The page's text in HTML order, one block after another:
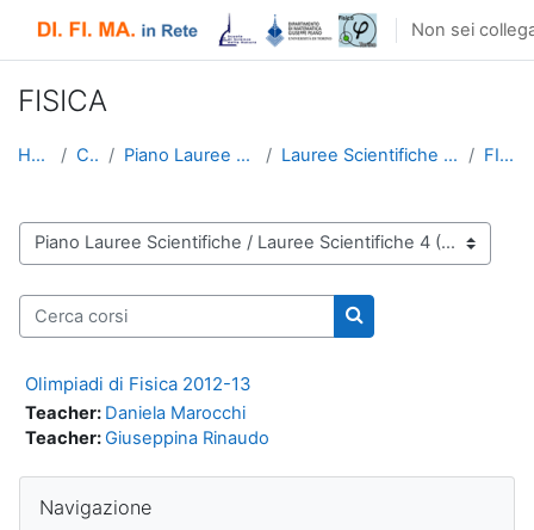
Non sei
FISICA
Home Corsi Piano Lauree Scientifiche Lauree Scientifiche 4 (2012/2013) FISICA
Categorie di corso
Cerca corsi
Cerca corsi
Olimpiadi di Fisica 2012-13
Teacher: Daniela Marocchi
Teacher:Giuseppina Rinaudo
Navigazione